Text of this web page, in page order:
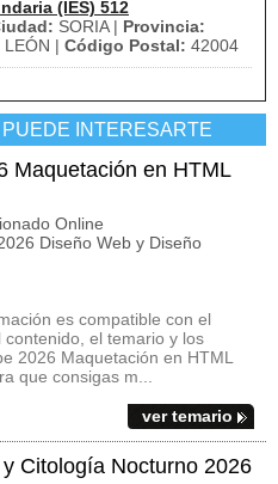
(IES) 512
SORIA | Provincia:
LEÓN | Código Postal: 42004
INTERESARTE
Maquetación en HTML
Online
Diseño Web y Diseño
es compatible con el
el temario y los
2026 Maquetación en HTML
que consigas m...
ver temario
Citología Nocturno 2026